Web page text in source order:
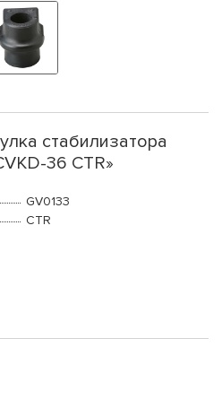
стабилизатора
36 CTR»
GV0133
CTR